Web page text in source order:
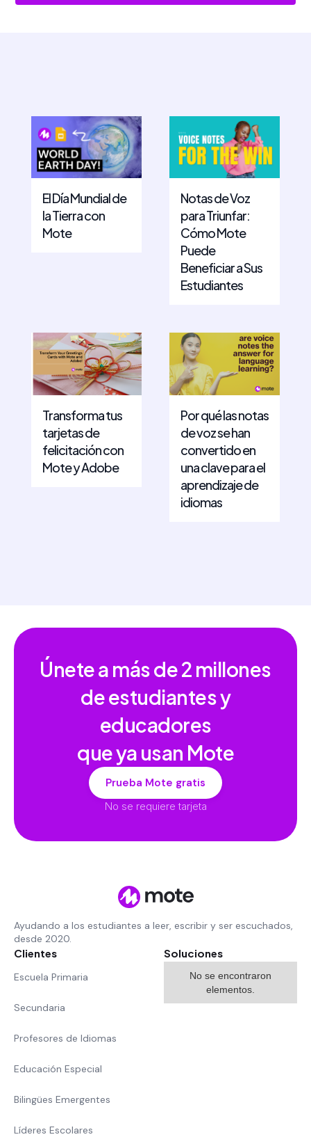
El Día Mundial de
la Tierra con
Mote
Notas de Voz
para Triunfar:
Cómo Mote
Puede
Beneficiar a Sus
Estudiantes
Transforma tus
tarjetas de
felicitación con
Mote y Adobe
Por qué las notas
de voz se han
convertido en
una clave para el
aprendizaje de
idiomas
Únete a más de2 millones
de estudiantes y
educadores
que ya usan Mote
Prueba Mote gratis
No se requiere tarjeta
Ayudando a los estudiantes a leer, escribir y ser escuchados,
desde 2020.
Clientes
Escuela Primaria
Secundaria
Profesores de Idiomas
Educación Especial
Bilingües Emergentes
Líderes Escolares
Soluciones
No se encontraron
elementos.